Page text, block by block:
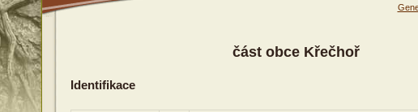
část obce Křečhoř
Identifikace